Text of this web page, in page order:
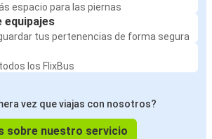
espacio para las piernas
equipajes
tus pertenencias de forma segura
los FlixBus
vez que viajas con nosotros?
sobre nuestro servicio